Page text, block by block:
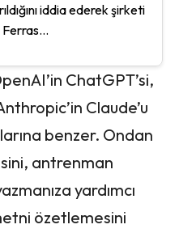
iddia ederek şirketi
ChatGPT’si,
Claude’u
benzer. Ondan
antrenman
yardımcı
özetlemesini